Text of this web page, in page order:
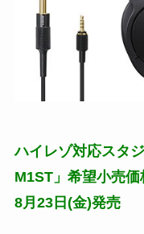
ハイレゾ対応スタ
M1ST」希望小売
8月23日(金)発売